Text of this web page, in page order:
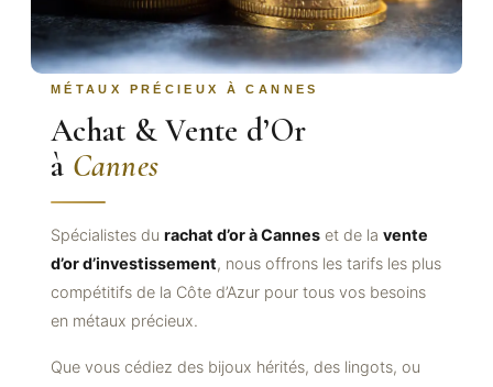
MÉTAUX PRÉCIEUX À CANNES
Achat & Vente d’Or
à Cannes
Spécialistes du rachat d’or à Cannes et de la vente
d’or d’investissement, nous offrons les tarifs les plus
compétitifs de la Côte d’Azur pour tous vos besoins
en métaux précieux.
Que vous cédiez des bijoux hérités, des lingots, ou